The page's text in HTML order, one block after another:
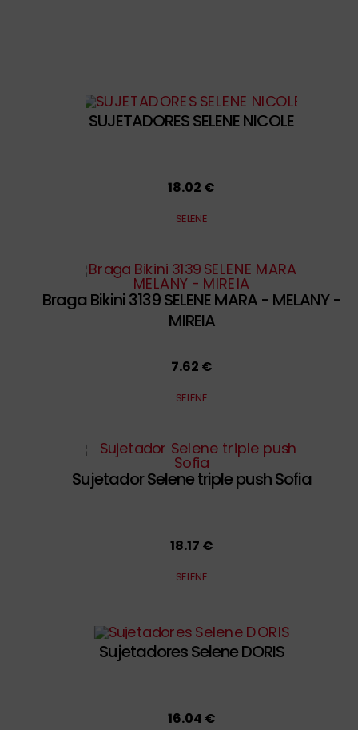
SUJETADORES SELENE NICOLE
18.02 €
SELENE
Braga Bikini 3139 SELENE MARA - MELANY -
MIREIA
7.62 €
SELENE
Sujetador Selene triple push Sofia
18.17 €
SELENE
Sujetadores Selene DORIS
16.04 €